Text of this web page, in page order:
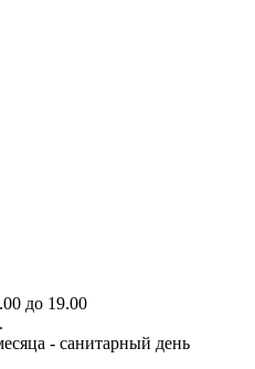
до 19.00
- санитарный день